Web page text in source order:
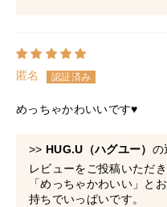
匿名
めっちゃかわいいです♥
>> HUG.U（ハグユー） の
レビューをご投稿いただ
「めっちゃかわいい」と
持ちでいっぱいです。